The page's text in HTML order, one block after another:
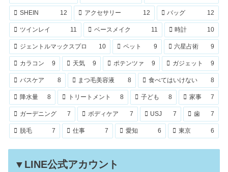
SHEIN 12 アクセサリー 12 バッグ 12
ツインレイ 11 ベースメイク 11 時計 10
ジェントルマックスプロ 10 ペット 9 六星占術 9
カラコン 9 天気 9 ポテンツァ 9 ガジェット 9
バスケア 8 まつ毛美容液 8 食べてはいけない 8
降水量 8 トリートメント 8 子ども 8 家事 7
ガーデニング 7 ボディケア 7 USJ 7 歯 7
脱毛 7 仕事 7 愛知 6 東京 6
▼LINE公式アカウント